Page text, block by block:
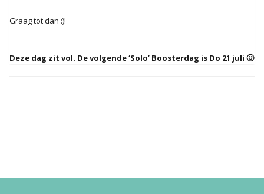
Graag tot dan :)!
Deze dag zit vol. De volgende ‘Solo’ Boosterdag is Do 21 juli 🙂